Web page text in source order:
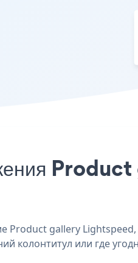
Product gallery
колонтитул или где